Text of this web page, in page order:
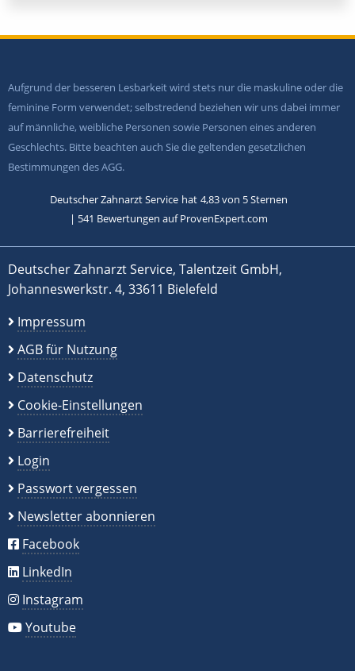
Aufgrund der besseren Lesbarkeit wird stets nur die maskuline oder die
feminine Form verwendet; selbstredend beziehen wir uns dabei immer
auf männliche, weibliche Personen sowie Personen eines anderen
Geschlechts. Bitte beachten auch Sie die geltenden gesetzlichen
Bestimmungen des AGG.
Deutscher Zahnarzt Service hat 4,83von 5Sternen
| 541 Bewertungen auf ProvenExpert.com
Deutscher Zahnarzt Service, Talentzeit GmbH,
Johanneswerkstr. 4, 33611 Bielefeld
Impressum
AGB für Nutzung
Datenschutz
Cookie-Einstellungen
Barrierefreiheit
Login
Passwort vergessen
Newsletter abonnieren
Facebook
LinkedIn
Instagram
Youtube